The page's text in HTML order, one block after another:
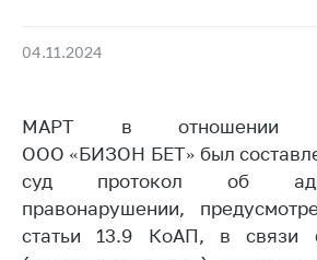
универсальная
Общественная
жизнь
Идеологическая
работа
Официальные
04.11.2024
МАРТ в отношении
ООО «БИЗОН БЕТ» был
суд протокол об
правонарушении,
статьи 13.9 КоАП, в связи